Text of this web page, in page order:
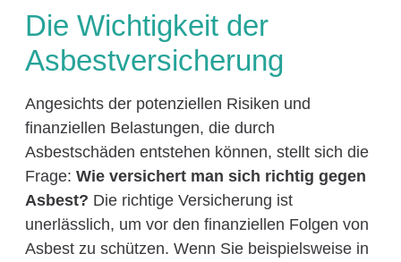
Die Wichtigkeit der
Asbestversicherung
Angesichts der potenziellen Risiken und
finanziellen Belastungen, die durch
Asbestschäden entstehen können, stellt sich die
Frage: Wie versichert man sich richtig gegen
Asbest? Die richtige Versicherung ist
unerlässlich, um vor den finanziellen Folgen von
Asbest zu schützen. Wenn Sie beispielsweise in